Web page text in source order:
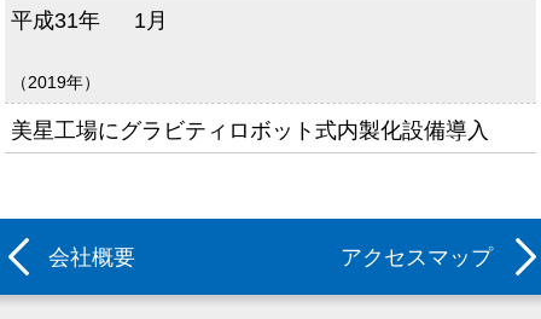
平成31年 1月
（2019年）
美星工場にグラビティロボット式内製化設備導入
会社概要 アクセスマップ